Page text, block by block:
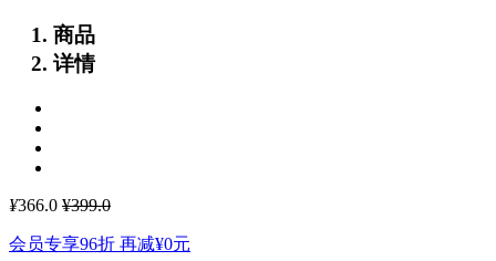
商品
详情
¥366.0 ¥399.0
会员专享96折 再减¥0元